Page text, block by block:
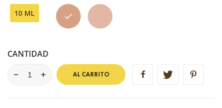
10 ML DOR CLAIR
CANTIDAD
AL CARRITO